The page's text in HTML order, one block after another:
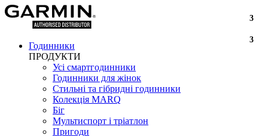
Годинники
ПРОДУКТИ
Усі смартгодинники
Годинники для жінок
Стильні та гібридні годинники
Колекція MARQ
Біг
Мультиспорт і тріатлон
Пригоди
3
3